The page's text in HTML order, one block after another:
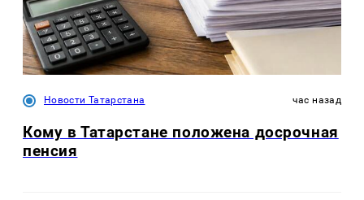
Новости Татарстана час назад
Кому в Татарстане положена досрочная
пенсия